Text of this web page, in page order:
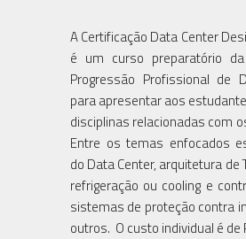
A Certificação Data Center
é um curso preparatório
Progressão Profissional de
para apresentar aos
disciplinas relacionadas com
Entre os temas enfocados
do Data Center, arquitetura de
refrigeração ou cooling e
sistemas de proteção contra
outros. O custo individual é de